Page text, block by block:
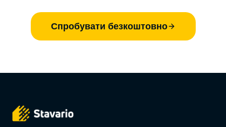
Спробувати безкоштовно